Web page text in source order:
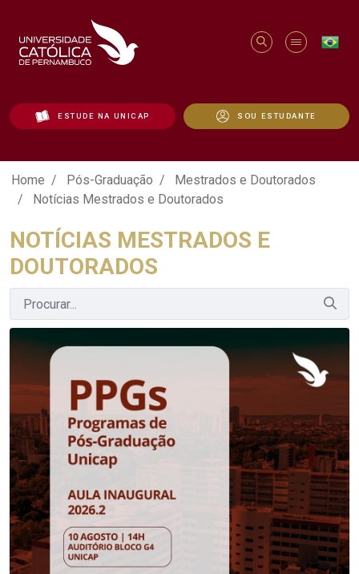
ESTUDE NA UNICAP SOU ESTUDANTE
Notícias Mestrados e Doutorados -
Home Pós-Graduação
Mestrados e Doutorados
Notícias Mestrados e Doutorados
NOTÍCIAS MESTRADOS E
DOUTORADOS